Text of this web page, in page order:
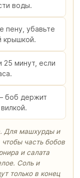
воды.
пену, убавьте
крышкой.
25 минут, если
боб держит
Для машхурды и
часть бобов
и салата
Соль и
только в конец